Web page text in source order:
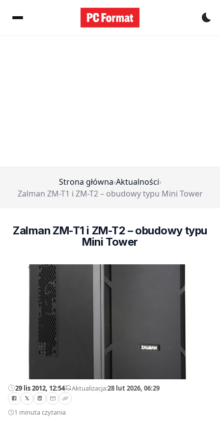
Strona główna›Aktualności›
Zalman ZM-T1 i ZM-T2 – obudowy typu Mini Tower
Zalman ZM-T1 i ZM-T2 – obudowy typu
Mini Tower
29 lis 2012, 12:54—Aktualizacja:28 lut 2026, 06:29
1 minuta czytania